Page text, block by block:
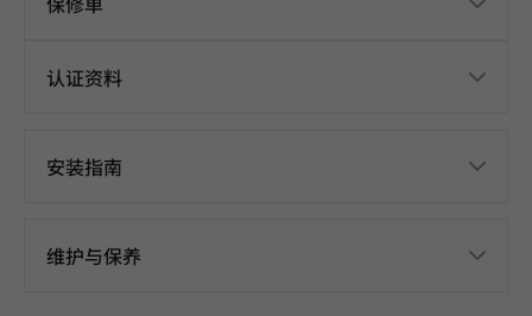
认证资料
安装指南
维护与保养